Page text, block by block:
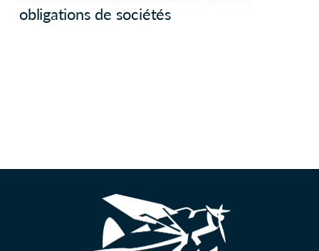
obligations de sociétés